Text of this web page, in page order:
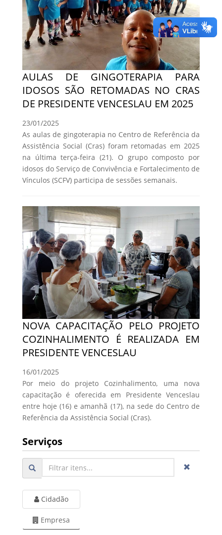
AULAS DE GINGOTERAPIA PARA
IDOSOS SÃO RETOMADAS NO CRAS
DE PRESIDENTE VENCESLAU EM 2025
23/01/2025
As aulas de gingoterapia no Centro de Referência da
Assistência Social (Cras) foram retomadas em 2025
na última terça-feira (21). O grupo composto por
idosos do Serviço de Convivência e Fortalecimento de
Vínculos (SCFV) participa de sessões semanais.
NOVA CAPACITAÇÃO PELO PROJETO
COZINHALIMENTO É REALIZADA EM
PRESIDENTE VENCESLAU
16/01/2025
Por meio do projeto Cozinhalimento, uma nova
capacitação é oferecida em Presidente Venceslau
entre hoje (16) e amanhã (17), na sede do Centro de
Referência da Assistência Social (Cras).
Serviços
Cidadão
Empresa